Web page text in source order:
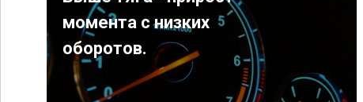
момента с низких
оборотов.